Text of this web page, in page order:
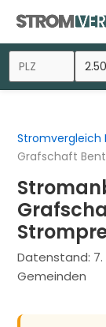
Inhalt
springen
Stromvergleich
Grafschaft
Datenstand:
Gemeinden